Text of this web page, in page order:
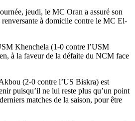
jeudi, le MC Oran a assuré son
à domicile contre le MC El-
Khenchela (1-0 contre l’USM
à la faveur de la défaite du NCM face
(2-0 contre l’US Biskra) est
puisqu’il ne lui reste plus qu’un point
matches de la saison, pour être